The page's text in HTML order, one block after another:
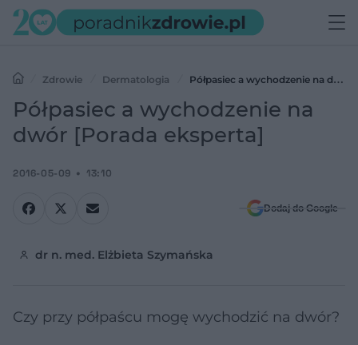
Zdrowie Dermatologia
Półpasiec a wychodzenie na dwór
[Porada eksperta]
Półpasiec a wychodzenie na
dwór [Porada eksperta]
2016-05-09 13:10
Dodaj do Google
dr n. med. Elżbieta Szymańska
Czy przy półpaścu mogę wychodzić na dwór?